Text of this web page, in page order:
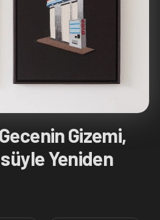
Gizemi,
Yeniden